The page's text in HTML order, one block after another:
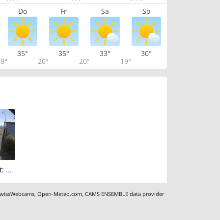
Do Fr Sa So
35°
20°
35°
20°
33°
19°
30°
Dittingen › East: Gliding Group Dittingen
,Open-Meteo.com,CAMS ENSEMBLE data provider